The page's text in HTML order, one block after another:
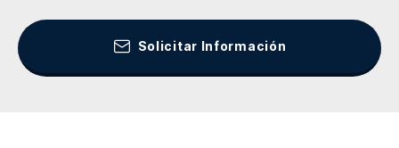
Solicitar Información